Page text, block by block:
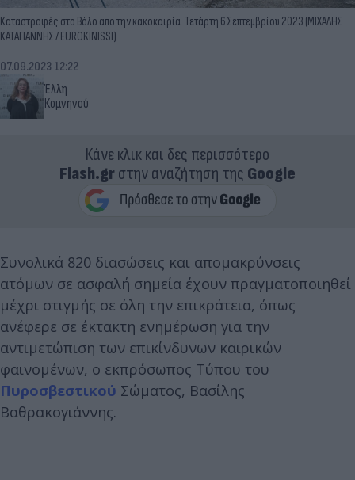
Καταστροφές στο Βόλο απο την κακοκαιρία. Τετάρτη 6 Σεπτεμβρίου 2023 (ΜΙΧΑΛΗΣ
ΚΑΤΑΓΙΑΝΝΗΣ / EUROKINISSI)
Έλλη
Κομνηνού
07.09.2023 12:22
Κάνε κλικ και δες περισσότερο
Flash.grστην αναζήτηση της Google
Συνολικά 820 διασώσεις και απομακρύνσεις
ατόμων σε ασφαλή σημεία έχουν πραγματοποιηθεί
μέχρι στιγμής σε όλη την επικράτεια, όπως
ανέφερε σε έκτακτη ενημέρωση για την
αντιμετώπιση των επικίνδυνων καιρικών
φαινομένων, ο εκπρόσωπος Τύπου του
Πυροσβεστικού Σώματος, Βασίλης
Βαθρακογιάννης.